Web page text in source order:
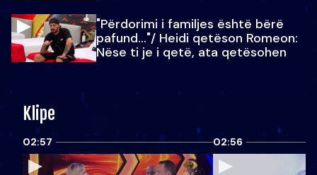
"Përdorimi i familjes është bërë
pafund…"/ Heidi qetëson Romeon:
Nëse ti je i qetë, ata qetësohen
Klipe
02:57 02:56